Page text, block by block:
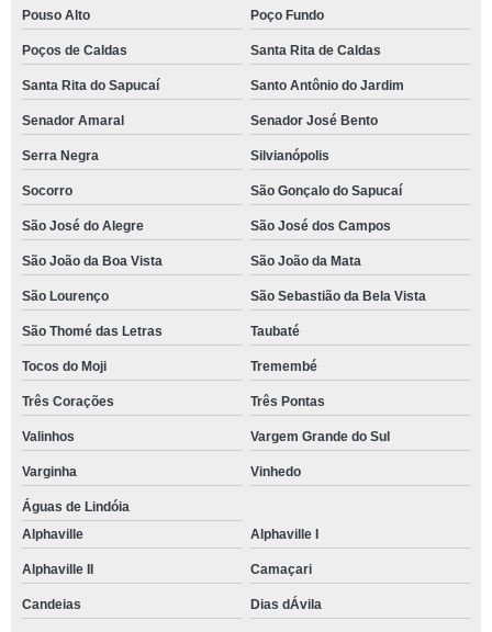
Pouso Alto Poço Fundo
Poços de Caldas Santa Rita de Caldas
Santa Rita do Sapucaí Santo Antônio do Jardim
Senador Amaral Senador José Bento
Serra Negra Silvianópolis
Socorro São Gonçalo do Sapucaí
São José do Alegre São José dos Campos
São João da Boa Vista São João da Mata
São Lourenço São Sebastião da Bela Vista
São Thomé das Letras Taubaté
Tocos do Moji Tremembé
Três Corações Três Pontas
Valinhos Vargem Grande do Sul
Varginha Vinhedo
Águas de Lindóia
Alphaville
Alphaville I
Alphaville II Camaçari
Candeias Dias dÁvila